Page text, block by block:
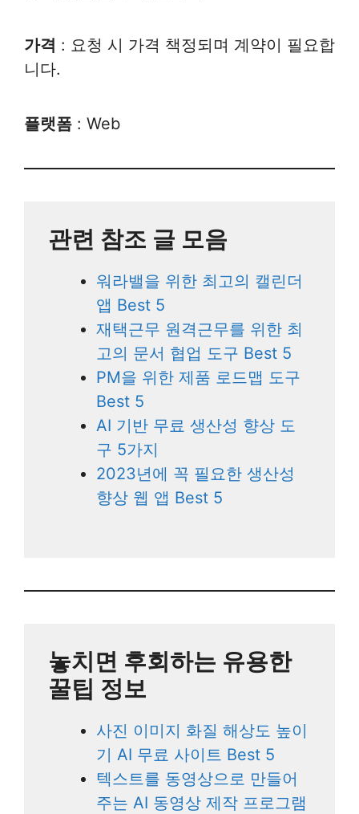
가격 : 요청 시 가격 책정되며 계약이 필요합
니다.
플랫폼 : Web
관련 참조 글 모음
워라밸을 위한 최고의 캘린더
앱 Best 5
재택근무 원격근무를 위한 최
고의 문서 협업 도구 Best 5
PM을 위한 제품 로드맵 도구
Best 5
AI 기반 무료 생산성 향상 도
구 5가지
2023년에 꼭 필요한 생산성
향상 웹 앱 Best 5
놓치면 후회하는 유용한
꿀팁 정보
사진 이미지 화질 해상도 높이
기 AI 무료 사이트 Best 5
텍스트를 동영상으로 만들어
주는 AI 동영상 제작 프로그램